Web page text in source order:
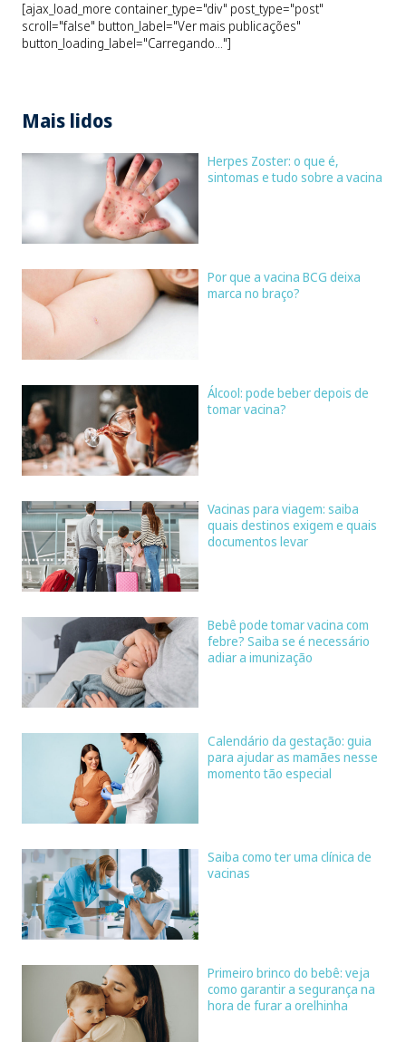
[ajax_load_more container_type="div" post_type="post"
scroll="false" button_label="Ver mais publicações"
button_loading_label="Carregando..."]
Mais lidos
Herpes Zoster: o que é,
sintomas e tudo sobre a vacina
Por que a vacina BCG deixa
marca no braço?
Álcool: pode beber depois de
tomar vacina?
Vacinas para viagem: saiba
quais destinos exigem e quais
documentos levar
Bebê pode tomar vacina com
febre? Saiba se é necessário
adiar a imunização
Calendário da gestação: guia
para ajudar as mamães nesse
momento tão especial
Saiba como ter uma clínica de
vacinas
Primeiro brinco do bebê: veja
como garantir a segurança na
hora de furar a orelhinha